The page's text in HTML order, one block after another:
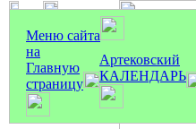
Меню сайта
на
Главную
страницу
Артековский
КАЛЕНДАРЬ